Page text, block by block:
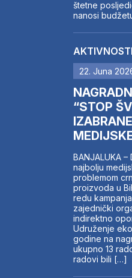
štetne
nanosi
AKTIVNOSTI
22. Juna
“STOP
BANJALUKA
najbolju
problemom
proizvoda u
redu
zajednički
indirektno
Udruženje
godine na
ukupno 13
radovi bili […]